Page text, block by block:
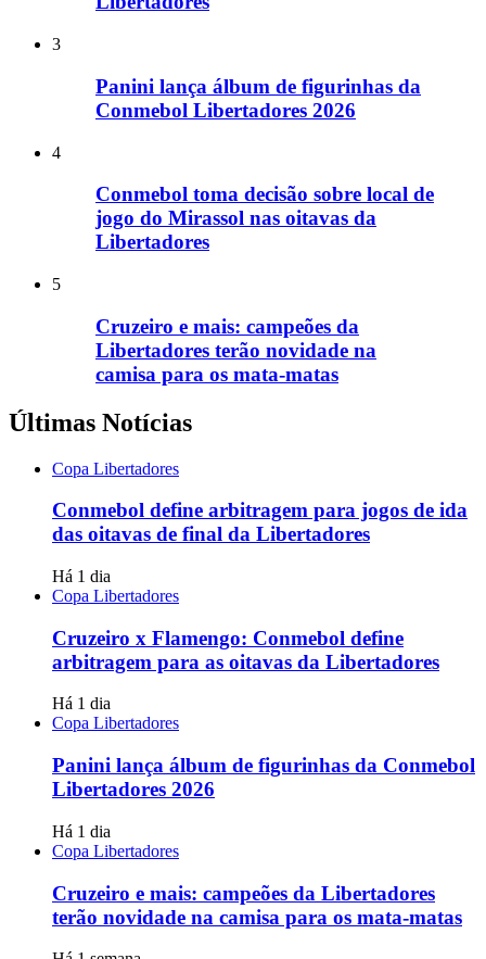
3
Panini lança álbum de figurinhas da
Conmebol Libertadores 2026
4
Conmebol toma decisão sobre local de
jogo do Mirassol nas oitavas da
Libertadores
5
Cruzeiro e mais: campeões da
Libertadores terão novidade na
camisa para os mata-matas
Últimas Notícias
Copa Libertadores
Conmebol define arbitragem para jogos de ida
das oitavas de final da Libertadores
Há 1 dia
Copa Libertadores
Cruzeiro x Flamengo: Conmebol define
arbitragem para as oitavas da Libertadores
Há 1 dia
Copa Libertadores
Panini lança álbum de figurinhas da Conmebol
Libertadores 2026
Há 1 dia
Copa Libertadores
Cruzeiro e mais: campeões da Libertadores
terão novidade na camisa para os mata-matas